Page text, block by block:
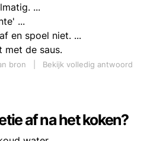
...
...
en spoel niet. ...
met de saus.
bron
Bekijk volledig antwoord
af na het koken?